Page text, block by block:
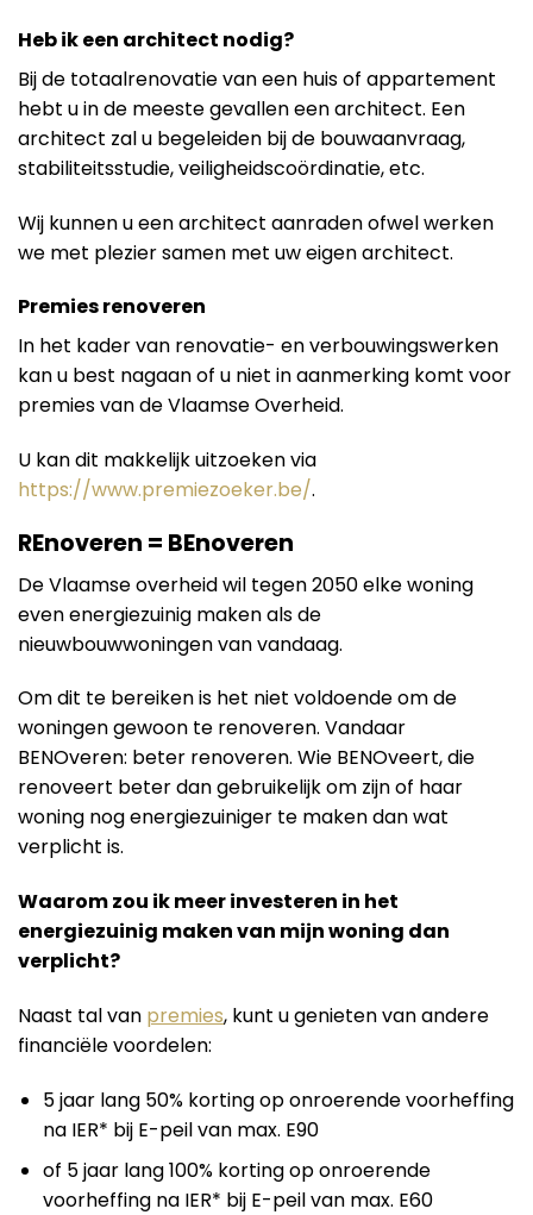
Heb ik een architect nodig?
Bij de totaalrenovatie van een huis of appartement
hebt u in de meeste gevallen een architect. Een
architect zal u begeleiden bij de bouwaanvraag,
stabiliteitsstudie, veiligheidscoördinatie, etc.
Wij kunnen u een architect aanraden ofwel werken
we met plezier samen met uw eigen architect.
Premies renoveren
In het kader van renovatie- en verbouwingswerken
kan u best nagaan of u niet in aanmerking komt voor
premies van de Vlaamse Overheid.
U kan dit makkelijk uitzoeken via
https://www.premiezoeker.be/.
REnoveren = BEnoveren
De Vlaamse overheid wil tegen 2050 elke woning
even energiezuinig maken als de
nieuwbouwwoningen van vandaag.
Om dit te bereiken is het niet voldoende om de
woningen gewoon te renoveren. Vandaar
BENOveren: beter renoveren. Wie BENOveert, die
renoveert beter dan gebruikelijk om zijn of haar
woning nog energiezuiniger te maken dan wat
verplicht is.
Waarom zou ik meer investeren in het
energiezuinig maken van mijn woning dan
verplicht?
Naast tal van premies, kunt u genieten van andere
financiële voordelen:
5 jaar lang 50% korting op onroerende voorheffing
na IER* bij E-peil van max. E90
of 5 jaar lang 100% korting op onroerende
voorheffing na IER* bij E-peil van max. E60